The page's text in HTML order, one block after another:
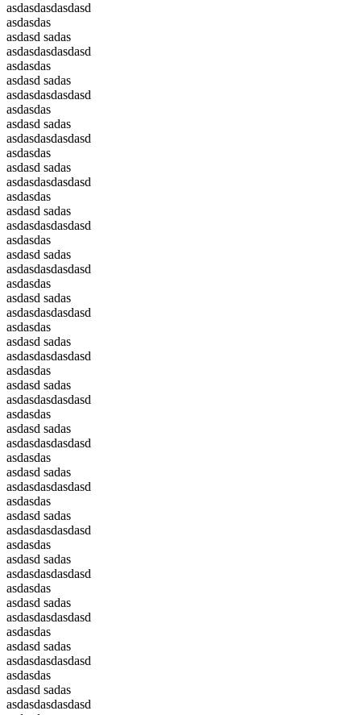
asdasdasdasdasd
asdasdas
asdasd sadas
asdasdasdasdasd
asdasdas
asdasd sadas
asdasdasdasdasd
asdasdas
asdasd sadas
asdasdasdasdasd
asdasdas
asdasd sadas
asdasdasdasdasd
asdasdas
asdasd sadas
asdasdasdasdasd
asdasdas
asdasd sadas
asdasdasdasdasd
asdasdas
asdasd sadas
asdasdasdasdasd
asdasdas
asdasd sadas
asdasdasdasdasd
asdasdas
asdasd sadas
asdasdasdasdasd
asdasdas
asdasd sadas
asdasdasdasdasd
asdasdas
asdasd sadas
asdasdasdasdasd
asdasdas
asdasd sadas
asdasdasdasdasd
asdasdas
asdasd sadas
asdasdasdasdasd
asdasdas
asdasd sadas
asdasdasdasdasd
asdasdas
asdasd sadas
asdasdasdasdasd
asdasdas
asdasd sadas
asdasdasdasdasd